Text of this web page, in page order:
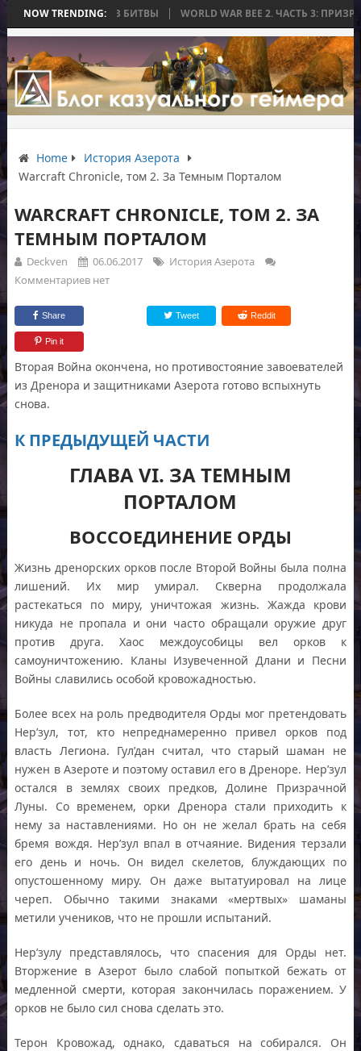
NOW TRENDING:
ЗАКОНЧИЛАСЬ БЕЗ БИТВЫ WORLD WAR BEE 2. ЧАСТЬ 3:
Home
История Азерота
Warcraft Chronicle, том 2. За Темным Порталом
WARCRAFT CHRONICLE, ТОМ 2. ЗА
ТЕМНЫМ ПОРТАЛОМ
Deckven 06.06.2017
История Азерота
Комментариев нет
Share Tweet Reddit
Pin it
Вторая Война окончена, но противостояние завоевателей
из Дренора и защитниками Азерота готово вспыхнуть
снова.
К ПРЕДЫДУЩЕЙ ЧАСТИ
ГЛАВА VI. ЗА ТЕМНЫМ
ПОРТАЛОМ
ВОССОЕДИНЕНИЕ ОРДЫ
Жизнь дренорских орков после Второй Войны была полна
лишений. Их мир умирал. Скверна продолжала
растекаться по миру, уничтожая жизнь. Жажда крови
никуда не пропала и они часто обращали оружие друг
против друга. Хаос междоусобицы вел орков к
самоуничтожению. Кланы Изувеченной Длани и Песни
Войны славились особой кровожадностью.
Более всех на роль предводителя Орды мог претендовать
Нер’зул, тот, кто непреднамеренно привел орков под
власть Легиона. Гул’дан считал, что старый шаман не
нужен в Азероте и поэтому оставил его в Дреноре. Нер’зул
остался в землях своих предков, Долине Призрачной
Луны. Со временем, орки Дренора стали приходить к
нему за наставлениями. Но он не желал брать на себя
бремя вождя. Нер’зул впал в отчаяние. Видения терзали
его день и ночь. Он видел скелетов, блуждающих по
опустошенному миру. Он даже вытатуировал на лице
череп. Обычно такими знаками «мертвых» шаманы
метили учеников, что не прошли испытаний.
Нер’зулу представлялось, что спасения для Орды нет.
Вторжение в Азерот было слабой попыткой бежать от
медленной смерти, которая закончилась поражением. У
орков не было сил снова сделать это.
Терон Кровожад, однако, сдаваться на собирался. Он